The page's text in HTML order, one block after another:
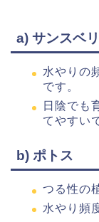
a) サンスベ
水やりの
です。
日陰でも
てやすい
b) ポトス
つる性の
水やり頻